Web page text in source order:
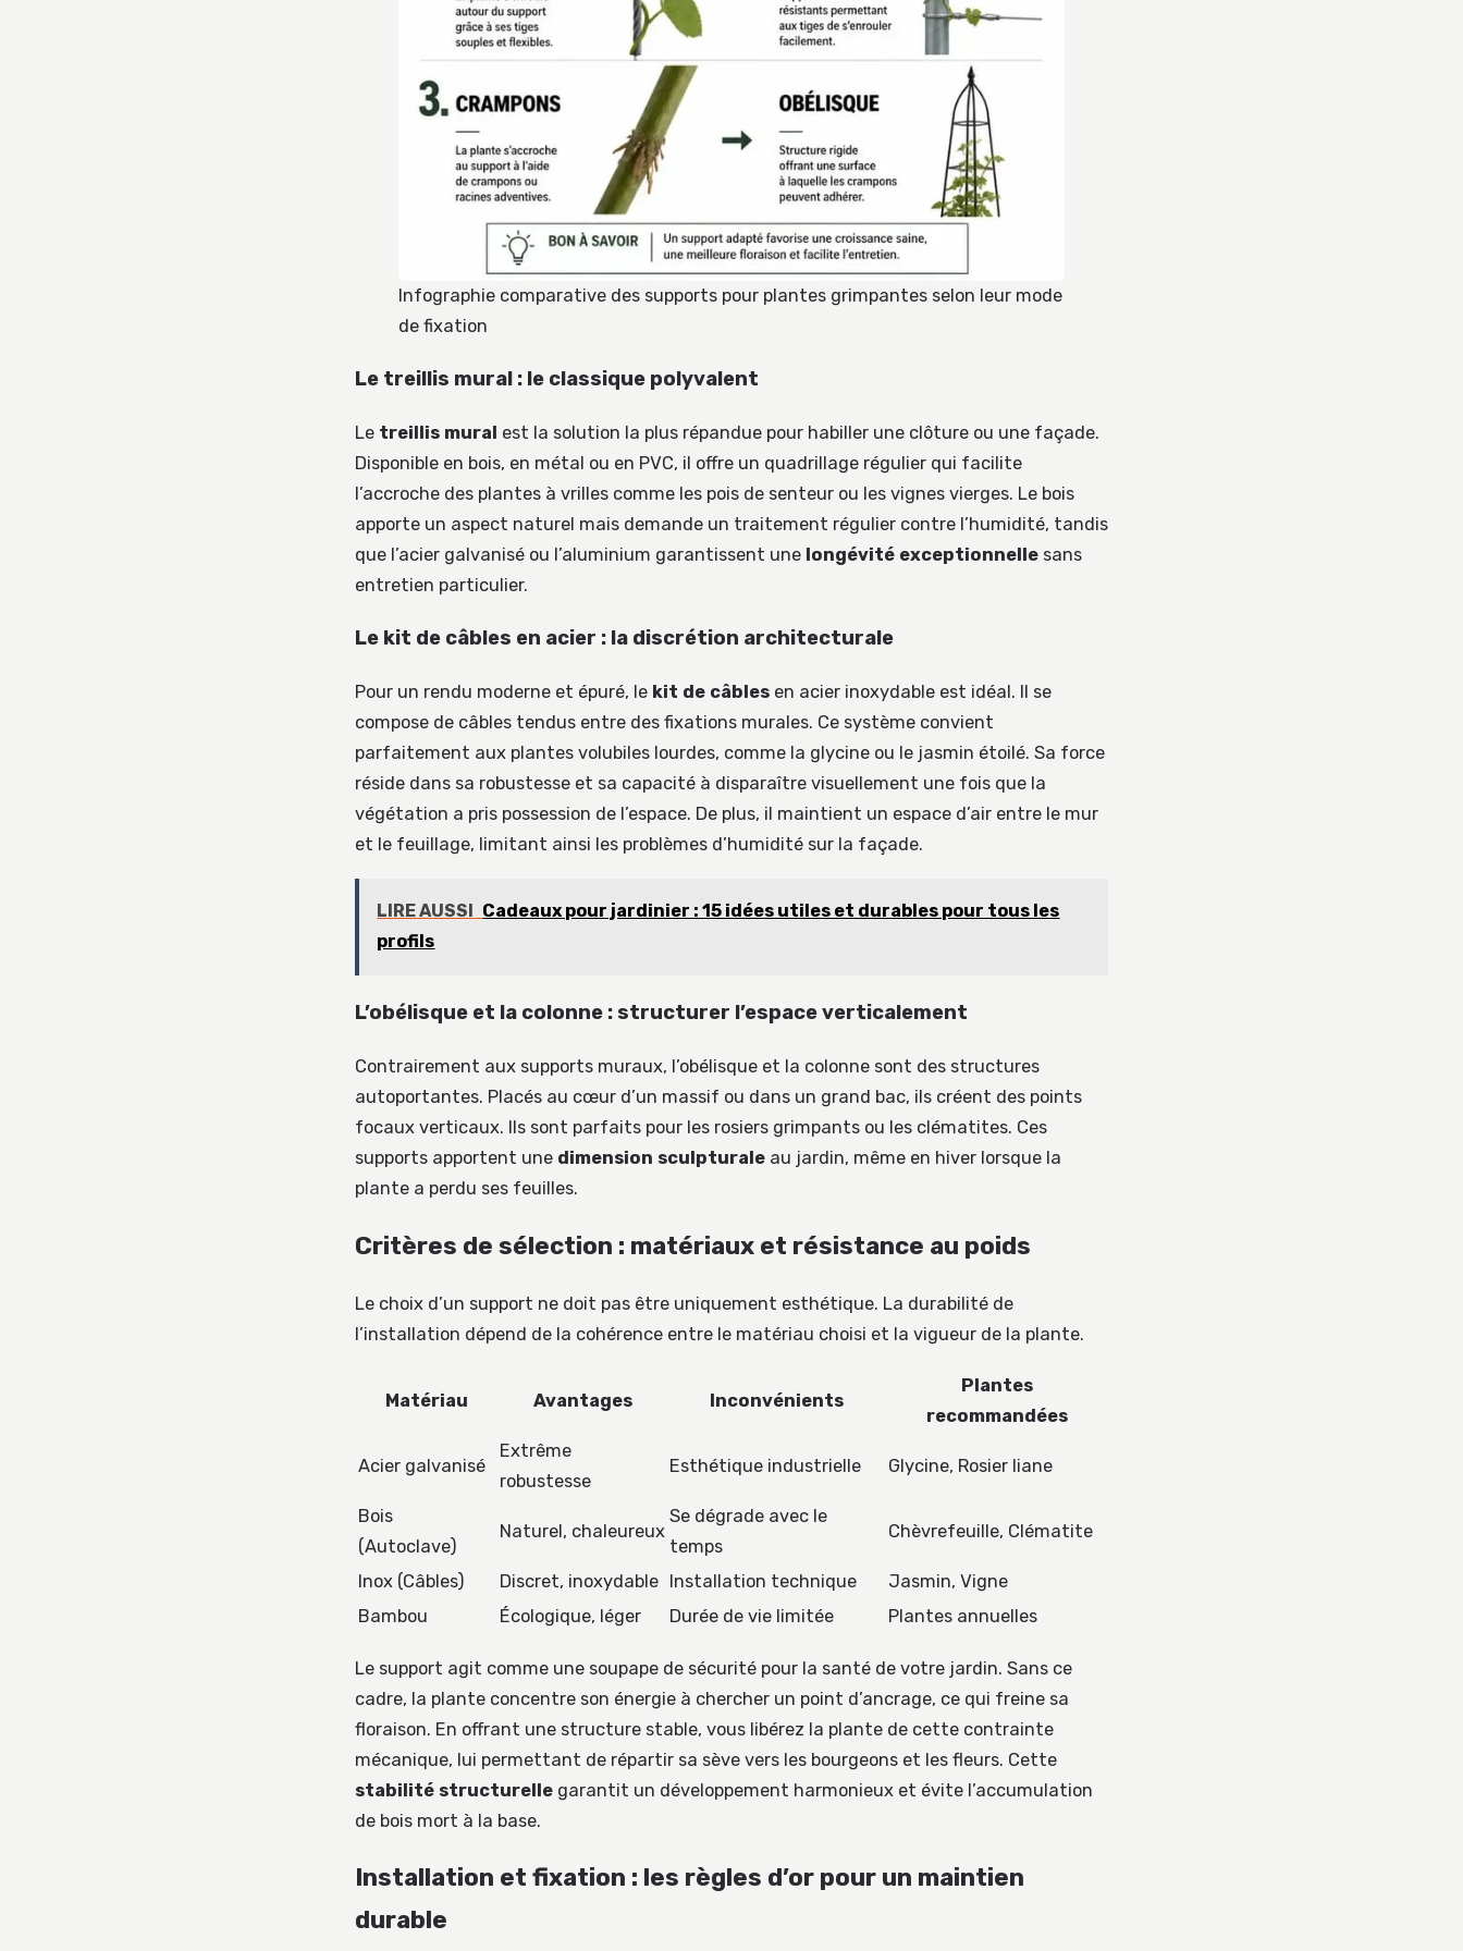
Infographie comparative des supports pour plantes grimpantes selon leur mode
de fixation
Le treillis mural : le classique polyvalent
Le treillis mural est la solution la plus répandue pour habiller une clôture ou une façade.
Disponible en bois, en métal ou en PVC, il offre un quadrillage régulier qui facilite
l’accroche des plantes à vrilles comme les pois de senteur ou les vignes vierges. Le bois
apporte un aspect naturel mais demande un traitement régulier contre l’humidité, tandis
que l’acier galvanisé ou l’aluminium garantissent une longévité exceptionnelle sans
entretien particulier.
Le kit de câbles en acier : la discrétion architecturale
Pour un rendu moderne et épuré, le kit de câbles en acier inoxydable est idéal. Il se
compose de câbles tendus entre des fixations murales. Ce système convient
parfaitement aux plantes volubiles lourdes, comme la glycine ou le jasmin étoilé. Sa force
réside dans sa robustesse et sa capacité à disparaître visuellement une fois que la
végétation a pris possession de l’espace. De plus, il maintient un espace d’air entre le mur
et le feuillage, limitant ainsi les problèmes d’humidité sur la façade.
LIRE AUSSI
Cadeaux pour jardinier : 15 idées utiles et durables pour tous les
profils
L’obélisque et la colonne : structurer l’espace verticalement
Contrairement aux supports muraux, l’obélisque et la colonne sont des structures
autoportantes. Placés au cœur d’un massif ou dans un grand bac, ils créent des points
focaux verticaux. Ils sont parfaits pour les rosiers grimpants ou les clématites. Ces
supports apportent une dimension sculpturale au jardin, même en hiver lorsque la
plante a perdu ses feuilles.
Critères de sélection : matériaux et résistance au poids
Le choix d’un support ne doit pas être uniquement esthétique. La durabilité de
l’installation dépend de la cohérence entre le matériau choisi et la vigueur de la plante.
Matériau Avantages Inconvénients
Plantes
recommandées
Acier galvanisé
Extrême
robustesse
Esthétique industrielle Glycine, Rosier liane
Bois
(Autoclave)
Naturel, chaleureux
Se dégrade avec le
temps
Chèvrefeuille, Clématite
Inox (Câbles) Discret, inoxydable Installation technique
Jasmin, Vigne
Bambou
Écologique, léger Durée de vie limitée Plantes annuelles
Le support agit comme une soupape de sécurité pour la santé de votre jardin. Sans ce
cadre, la plante concentre son énergie à chercher un point d’ancrage, ce qui freine sa
floraison. En offrant une structure stable, vous libérez la plante de cette contrainte
mécanique, lui permettant de répartir sa sève vers les bourgeons et les fleurs. Cette
stabilité structurelle garantit un développement harmonieux et évite l’accumulation
de bois mort à la base.
Installation et fixation : les règles d’or pour un maintien
durable